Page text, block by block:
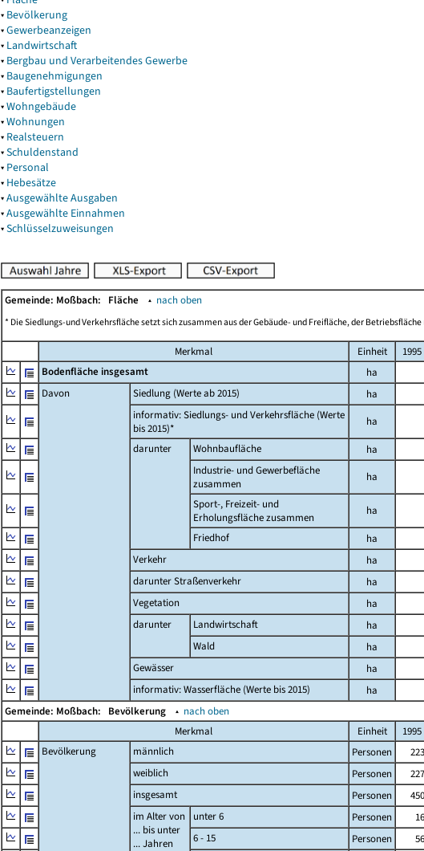
▾ Bevölkerung
▾Gewerbeanzeigen
▾ Landwirtschaft
▾ Bergbau und Verarbeitendes Gewerbe
▾ Baugenehmigungen
▾ Baufertigstellungen
▾Wohngebäude
▾Wohnungen
▾ Realsteuern
▾Schuldenstand
▾ Personal
▾ Hebesätze
▾Ausgewählte Ausgaben
▾Ausgewählte Einnahmen
▾Schlüsselzuweisungen
Gemeinde: Moßbach: Fläche ▴ nach oben
* Die Siedlungs-und Verkehrsfläche setzt sich zusammen aus der Gebäude- und Freifläche, der
Merkmal Einheit 1995
Bodenfläche insgesamt
ha
Davon
Siedlung (Werte ab 2015)
ha
informativ: Siedlungs- und Verkehrsfläche (Werte
bis 2015)*
ha
darunter
Wohnbaufläche
ha
Industrie- und Gewerbefläche
zusammen
ha
Sport-, Freizeit- und
Erholungsfläche zusammen
ha
Friedhof
ha
Verkehr
ha
darunter Straßenverkehr
ha
Vegetation
ha
darunter
Landwirtschaft
ha
Wald
ha
Gewässer
ha
informativ: Wasserfläche (Werte bis 2015)
ha
Gemeinde: Moßbach: Bevölkerung ▴ nach oben
Merkmal
Einheit 1995
Bevölkerung
männlich Personen 223
weiblich
Personen 227
insgesamt
Personen 450
im Alter von
... bis unter
... Jahren
unter 6 Personen 16
6 - 15
Personen 56